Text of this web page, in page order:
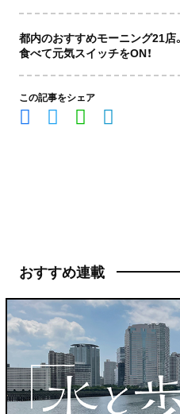
都内のおすすめモーニング21店
食べて元気スイッチをON！
この記事をシェア
おすすめ連載